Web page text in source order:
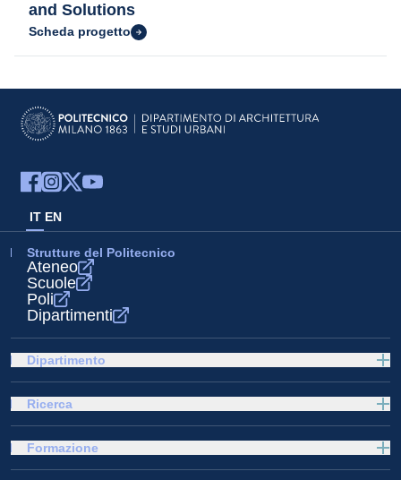
and Solutions
Scheda progetto
IT EN
Strutture del Politecnico
Ateneo
Scuole
Poli
Dipartimenti
Dipartimento
Ricerca
Formazione